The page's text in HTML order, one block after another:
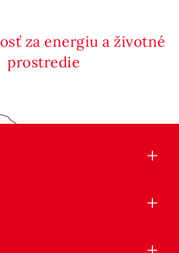
za energiu a životné
prostredie